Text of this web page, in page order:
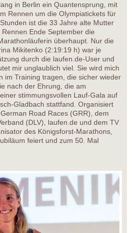
in Berlin ein Quantensprung, mit
Rennen um die Olympiatickets für
ist die 33 Jahre alte Mutter
Ende September die
überhaupt. Nur die
Mikitenko (2:19:19 h) war je
durch die laufen.de-User und
mir unglaublich viel. Sie wird mich
im Training tragen, die sicher wieder
nach der Ehrung, die am
stimmungsvollen Lauf-Gala auf
Gladbach stattfand. Organisiert
Road Races (GRR), dem
(DLV), laufen.de und dem TV
des Königsforst-Marathons,
feiert und zum 50. Mal